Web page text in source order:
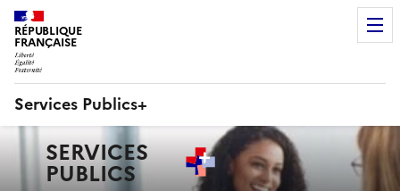
RÉPUBLIQUE
FRANÇAISE
Services Publics+
principaleSERVICES
PUBLICS+